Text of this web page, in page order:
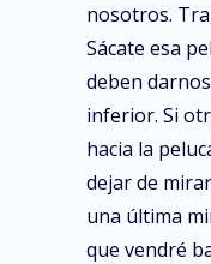
nosotros.
Sácate esa
deben
inferior. Si
hacia la
dejar de
una última
que vendré